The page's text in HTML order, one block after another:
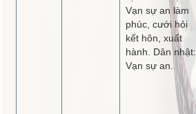
Vạn sự an làm
phúc, cưới hỏi
kết hôn, xuất
hành. Dân nhật:
Vạn sự an.